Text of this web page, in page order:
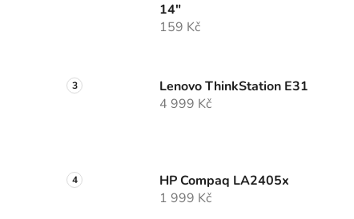
14"
159 Kč
Lenovo ThinkStation E31
4 999 Kč
HP Compaq LA2405x
1 999 Kč